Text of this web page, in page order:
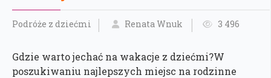
Podróże z dziećmi Renata Wnuk 3 496
Gdzie warto jechać na wakacje z dziećmi?W
poszukiwaniu najlepszych miejsc na rodzinne